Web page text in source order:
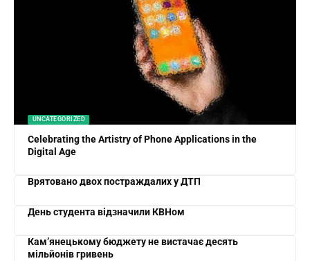
UNCATEGORIZED
Celebrating the Artistry of Phone Applications in the
Digital Age
Врятовано двох постраждалих у ДТП
День студента відзначили КВНом
Кам’янецькому бюджету не вистачає десять
мільйонів гривень